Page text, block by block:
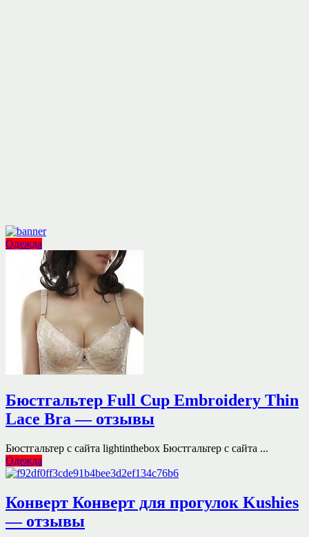
Одежда
Бюстгальтер Full Cup Embroidery Thin
Lace Bra — отзывы
Бюстгальтер с сайта lightinthebox Бюстгальтер с сайта ...
Одежда
Конверт Конверт для прогулок Kushies
— отзывы